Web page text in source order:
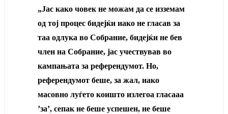
„Јас како човек не можам да се изземам
од тој процес бидејќи иако не гласав за
таа одлука во Собрание, бидејќи не бев
член на Собрание, јас учествував во
кампањата за референдумот. Но,
референдумот беше, за жал, иако
масовно луѓето коишто излегоа гласааа
’за’, сепак не беше успешен, не беше